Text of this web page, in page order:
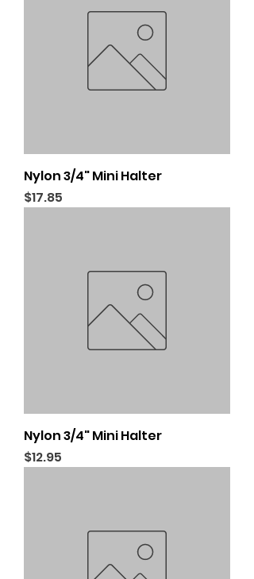
Nylon 3/4" Mini Halter
Price
$17.85
Nylon 3/4" Mini Halter
Price
$12.95